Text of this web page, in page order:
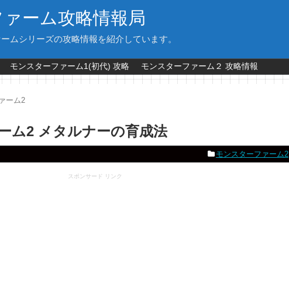
ーム攻略情報局
ムシリーズの攻略情報を紹介しています。
モンスターファーム1(初代) 攻略 モンスターファーム２ 攻略情報
ーム2
ム2 メタルナーの育成法
モンスターファーム2
スポンサード リンク